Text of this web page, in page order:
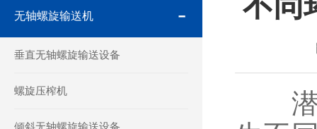
无轴螺旋输送机
垂直无轴螺旋输送设备
螺旋压榨机
倾斜无轴螺旋输送设备
潜